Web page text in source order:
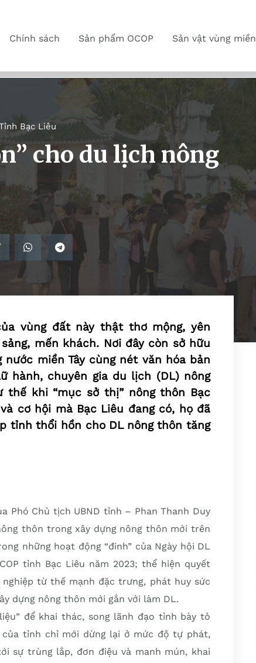
Chính sách Sản phẩm OCOP Sản vật vùng miền
Bạc Liêu
cho du lịch nông
vùng đất này thật thơ mộng, yên
mến khách. Nơi đây còn sở hữu
miền Tây cùng nét văn hóa bản
hành, chuyên gia du lịch (DL) nông
thế khi “mục sở thị” nông thôn Bạc
cơ hội mà Bạc Liêu đang có, họ đã
tỉnh thổi hồn cho DL nông thôn tăng
Phó Chủ tịch UBND tỉnh – Phan Thanh Duy
thôn trong xây dựng nông thôn mới trên
những hoạt động “đinh” của Ngày hội DL
tỉnh Bạc Liêu năm 2023; thể hiện quyết
từ thế mạnh đặc trưng, phát huy sức
dựng nông thôn mới gắn với làm DL.
để khai thác, song lãnh đạo tỉnh bày tỏ
tỉnh chỉ mới dừng lại ở mức độ tự phát,
sự trùng lắp, đơn điệu và manh mún, khai